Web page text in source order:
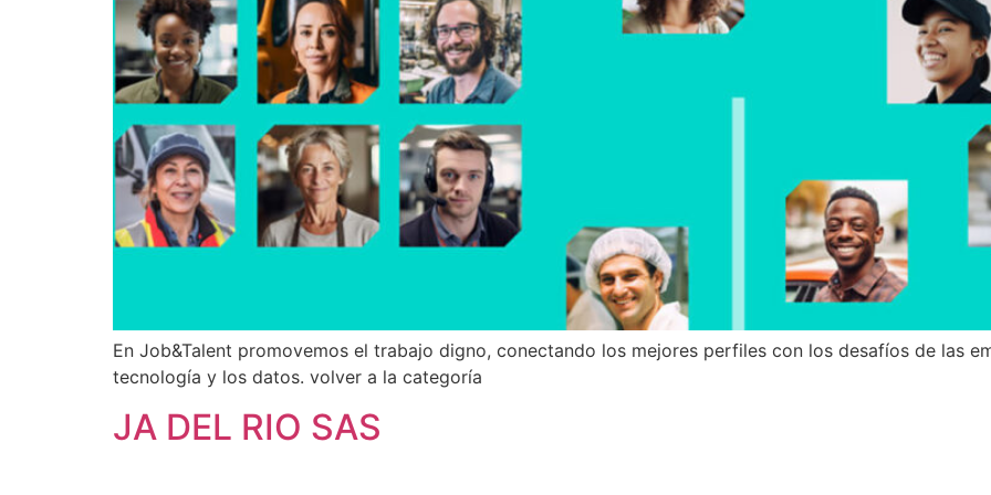
En Job&Talent promovemos el trabajo digno, conectando los mejores perfiles con los desafíos de las
tecnología y los datos. volver a la categoría
JA DEL RIO SAS